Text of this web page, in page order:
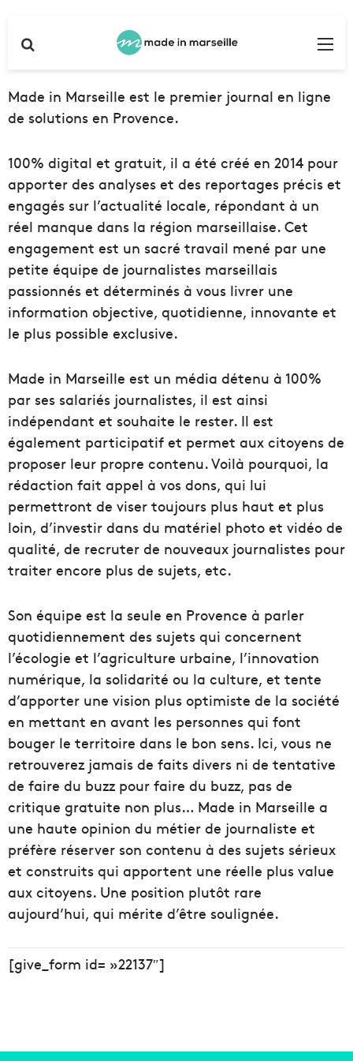
Made in Marseille est le premier journal en ligne
de solutions en Provence.
100% digital et gratuit, il a été créé en 2014 pour
apporter des analyses et des reportages précis et
engagés sur l’actualité locale, répondant à un
réel manque dans la région marseillaise. Cet
engagement est un sacré travail mené par une
petite équipe de journalistes marseillais
passionnés et déterminés à vous livrer une
information objective, quotidienne, innovante et
le plus possible exclusive.
Made in Marseille est un média détenu à 100%
par ses salariés journalistes, il est ainsi
indépendant et souhaite le rester. Il est
également participatif et permet aux citoyens de
proposer leur propre contenu. Voilà pourquoi, la
rédaction fait appel à vos dons, qui lui
permettront de viser toujours plus haut et plus
loin, d’investir dans du matériel photo et vidéo de
qualité, de recruter de nouveaux journalistes pour
traiter encore plus de sujets, etc.
Son équipe est la seule en Provence à parler
quotidiennement des sujets qui concernent
l’écologie et l’agriculture urbaine, l’innovation
numérique, la solidarité ou la culture, et tente
d’apporter une vision plus optimiste de la société
en mettant en avant les personnes qui font
bouger le territoire dans le bon sens. Ici, vous ne
retrouverez jamais de faits divers ni de tentative
de faire du buzz pour faire du buzz, pas de
critique gratuite non plus… Made in Marseille a
une haute opinion du métier de journaliste et
préfère réserver son contenu à des sujets sérieux
et construits qui apportent une réelle plus value
aux citoyens. Une position plutôt rare
aujourd’hui, qui mérite d’être soulignée.
[give_form id= »22137″]